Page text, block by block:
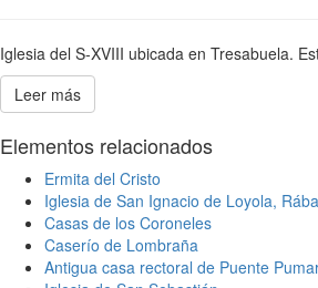
Iglesia del S-XVIII ubicada en Tresabuela.
Leer más
Elementos relacionados
Ermita del Cristo
Iglesia de San Ignacio de Loyola,
Casas de los Coroneles
Caserío de Lombraña
Antigua casa rectoral de Puente